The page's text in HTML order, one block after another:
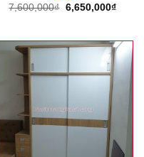
7,600,000₫ Giá
6,650,000₫Giá